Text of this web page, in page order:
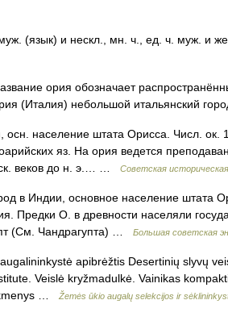
(язык) и нескл., мн. ч., ед. ч. муж. и
ория обозначает
(Италия) небольшой итальянский
население штата Орисса. Числ. ок.
яз. На ория ведется
веков до н. э.… …
Советская
Индии, основное население штата
Предки О. в древности населяли
(См. Чандрагупта) …
Большая советская
apibrėžtis Desertinių slyvų
Veislė kryžmadulkė. Vainikas
…
Žemės ūkio augalų selekcijos ir